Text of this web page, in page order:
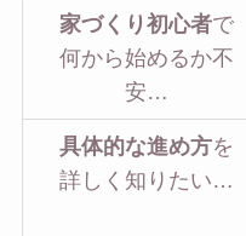
家づくり初心者で
何から始めるか不
安…
具体的な進め方を
詳しく知りたい…